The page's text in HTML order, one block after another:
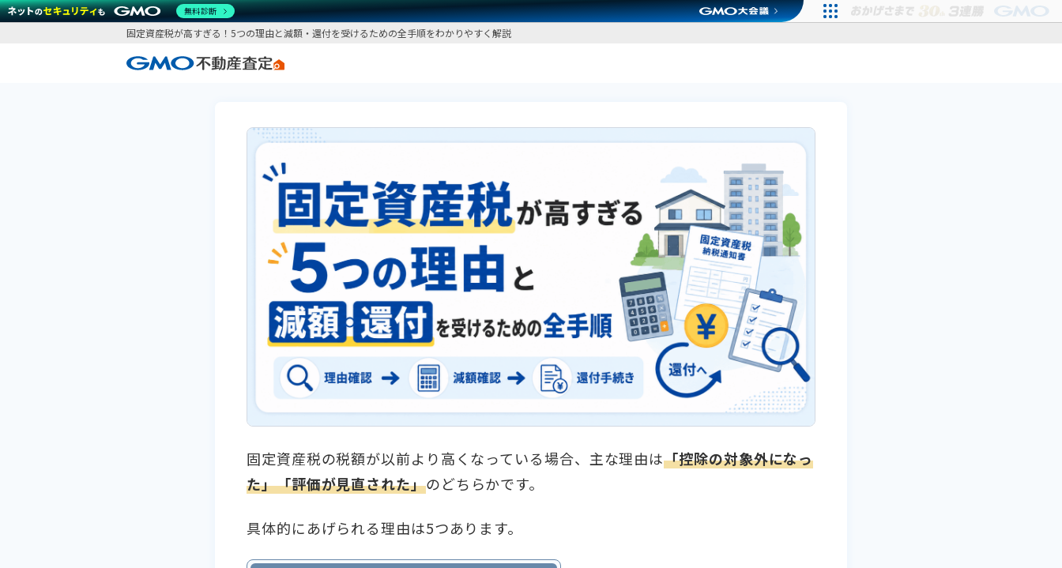
固定資産税が高すぎる！5つの理由と減額・還付を受けるための全手順をわかりやすく解説
固定資産税の税額が以前より高くなっている場合、主な理由は「控除の対象外になっ
た」「評価が見直された」のどちらかです。
具体的にあげられる理由は5つあります。
無料診断